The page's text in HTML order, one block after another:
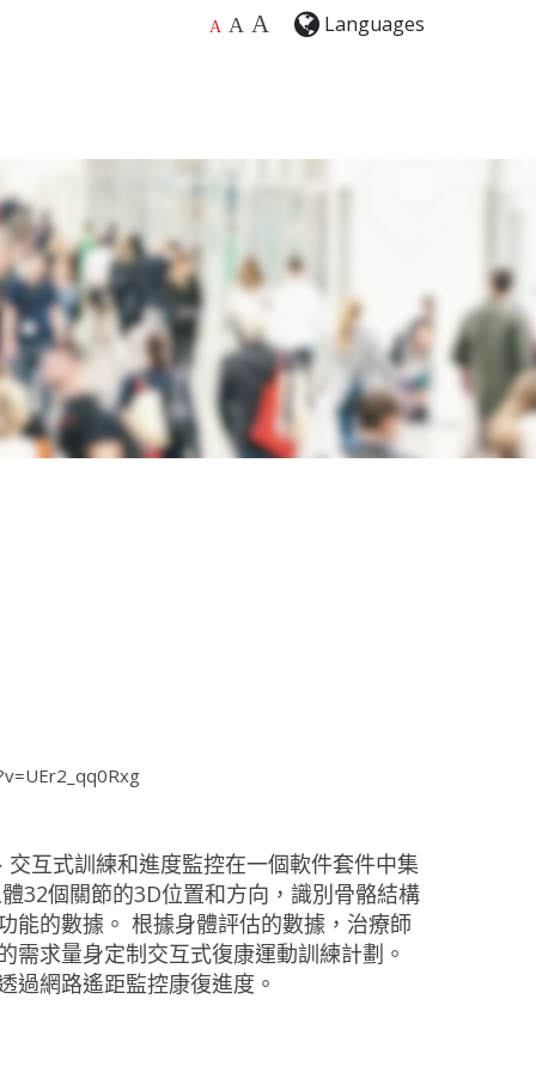
A A A Languages
互式訓練和進度監控在一個軟件套件中集
32個關節的3D位置和方向，識別骨骼結構
能的數據。 根據身體評估的數據，治療師
需求量身定制交互式復康運動訓練計劃。
過網路遙距監控康復進度。